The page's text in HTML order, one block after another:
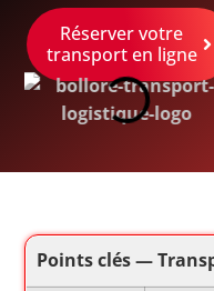
Réserver votre
transport en ligne
Points clés —